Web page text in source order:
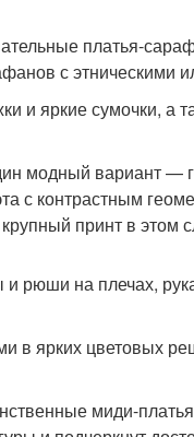
платья-
с этническими
и яркие сумочки, а
модный вариант —
с контрастным
принт в этом
на плечах,
в ярких цветовых
миди-